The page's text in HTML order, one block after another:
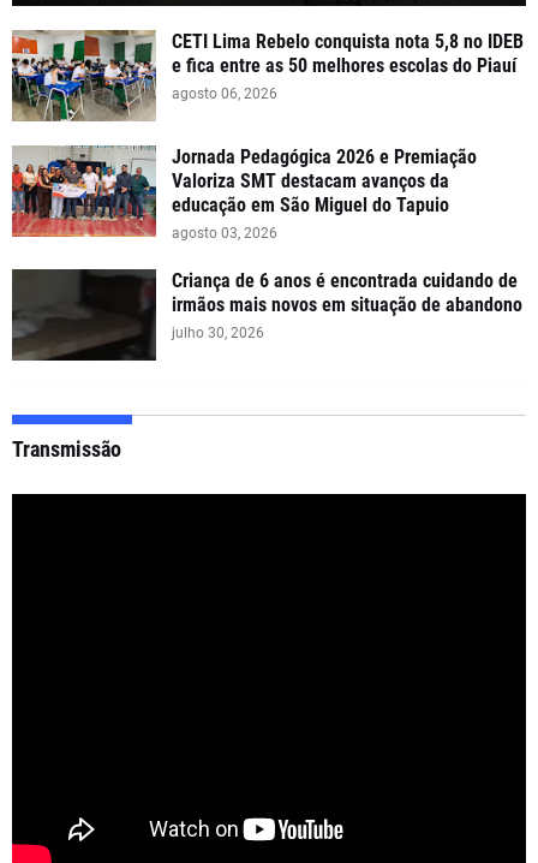
CETI Lima Rebelo conquista nota 5,8 no IDEB
e fica entre as 50 melhores escolas do Piauí
agosto 06, 2026
Jornada Pedagógica 2026 e Premiação
Valoriza SMT destacam avanços da
educação em São Miguel do Tapuio
agosto 03, 2026
Criança de 6 anos é encontrada cuidando de
irmãos mais novos em situação de abandono
julho 30, 2026
Transmissão